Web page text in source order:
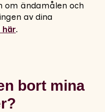
om ändamålen och
av dina
här.
bort mina